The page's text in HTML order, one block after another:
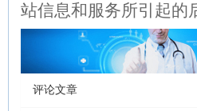
站信息和服务所引起的
评论文章